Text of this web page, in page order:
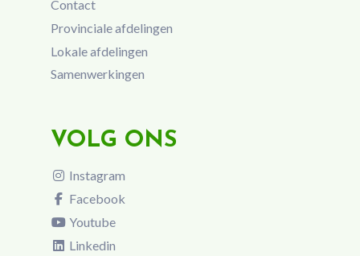
Contact
Provinciale afdelingen
Lokale afdelingen
Samenwerkingen
VOLG ONS
Instagram
Facebook
Youtube
Linkedin